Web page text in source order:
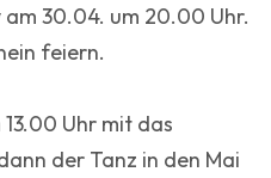
30.04. um 20.00 Uhr.
feiern.
Uhr mit das
der Tanz in den Mai